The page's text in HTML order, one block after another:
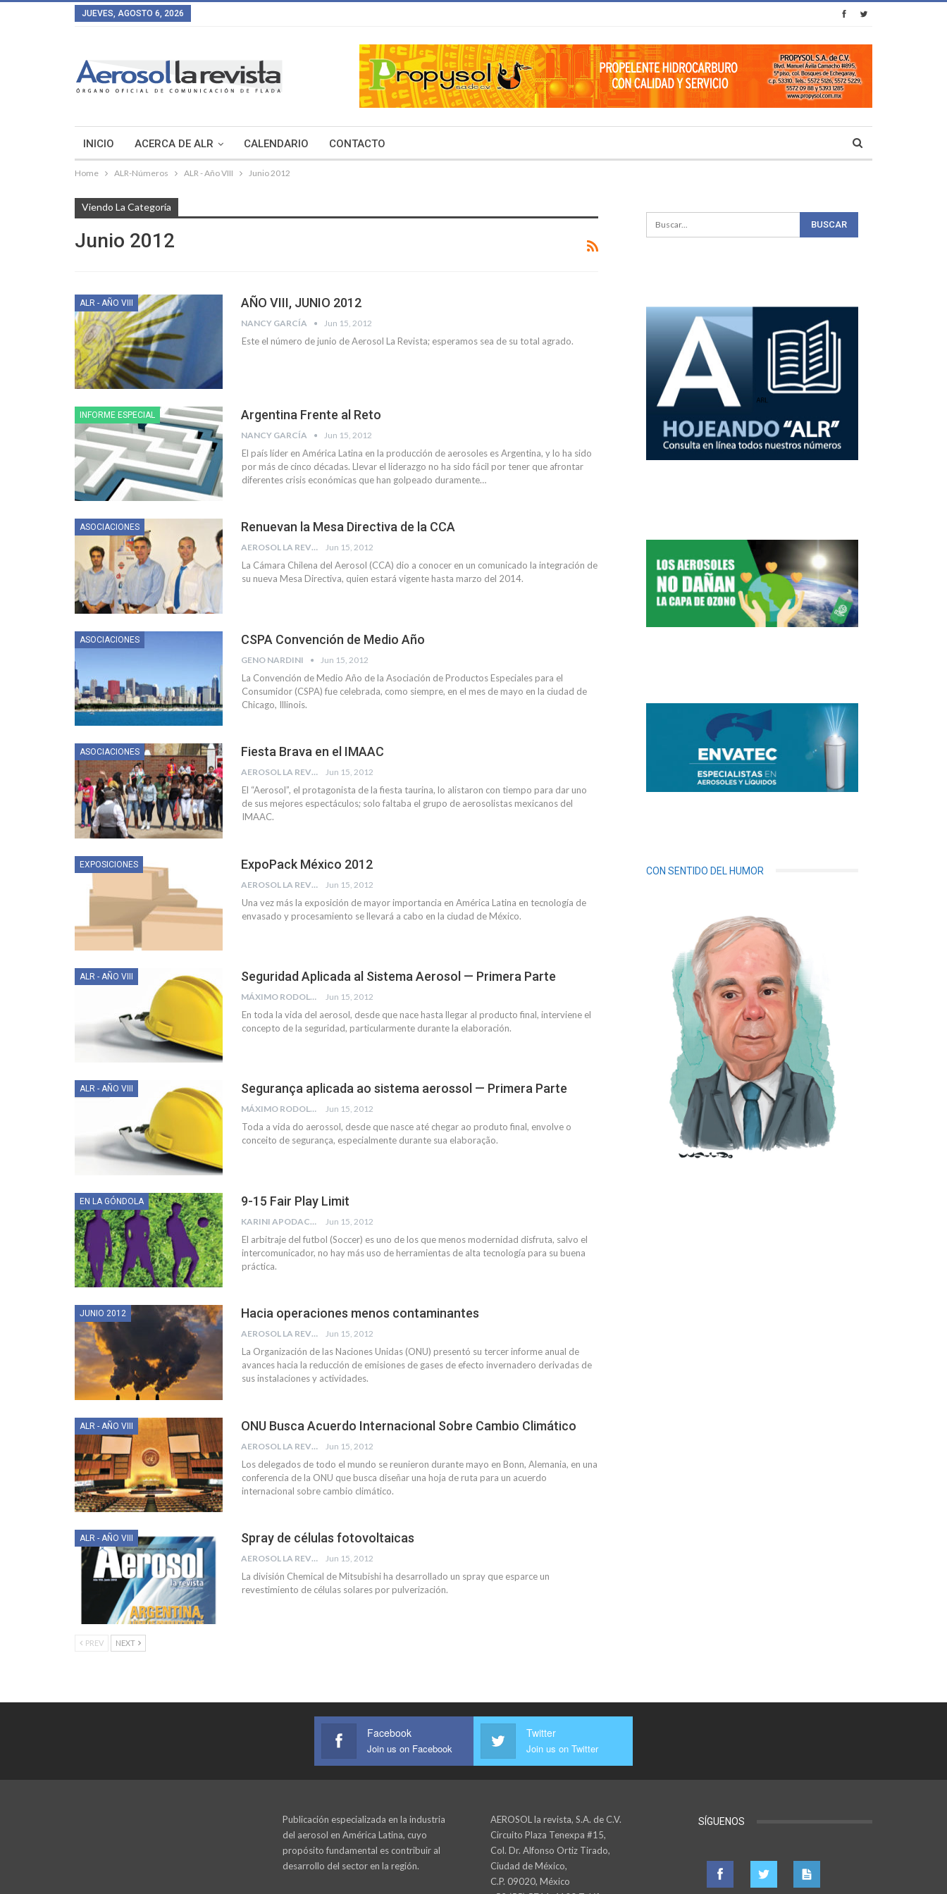
JUEVES, AGOSTO 6, 2026
INICIO ACERCA DE ALR CALENDARIO CONTACTO
Home ALR-Números ALR - Año VIII Junio 2012
Viendo La Categoría
Junio 2012
ALR - AÑO VIII AÑO VIII, JUNIO 2012
NANCY GARCÍA Jun 15, 2012
Este el número de junio de Aerosol La Revista; esperamos sea de su total agrado.
INFORME ESPECIAL Argentina Frente al Reto
NANCY GARCÍA Jun 15, 2012
El país líder en América Latina en la producción de aerosoles es Argentina, y lo ha sido
por más de cinco décadas. Llevar el liderazgo no ha sido fácil por tener que afrontar
diferentes crisis económicas que han golpeado duramente…
ASOCIACIONES Renuevan la Mesa Directiva de la CCA
AEROSOL LA REVISTA Jun 15, 2012
La Cámara Chilena del Aerosol (CCA) dio a conocer en un comunicado la integración de
su nueva Mesa Directiva, quien estará vigente hasta marzo del 2014.
ASOCIACIONES CSPA Convención de Medio Año
GENO NARDINI Jun 15, 2012
La Convención de Medio Año de la Asociación de Productos Especiales para el
Consumidor (CSPA) fue celebrada, como siempre, en el mes de mayo en la ciudad de
Chicago, Illinois.
ASOCIACIONES Fiesta Brava en el IMAAC
AEROSOL LA REVISTA Jun 15, 2012
El “Aerosol”, el protagonista de la fiesta taurina, lo alistaron con tiempo para dar uno
de sus mejores espectáculos; solo faltaba el grupo de aerosolistas mexicanos del
IMAAC.
EXPOSICIONES ExpoPack México 2012
AEROSOL LA REVISTA Jun 15, 2012
Una vez más la exposición de mayor importancia en América Latina en tecnología de
envasado y procesamiento se llevará a cabo en la ciudad de México.
ALR - AÑO VIII Seguridad Aplicada al Sistema Aerosol — Primera Parte
MÁXIMO RODOLFO KUSSELEWSKI Jun 15, 2012
En toda la vida del aerosol, desde que nace hasta llegar al producto final, interviene el
concepto de la seguridad, particularmente durante la elaboración.
ALR - AÑO VIII Segurança aplicada ao sistema aerossol — Primera Parte
MÁXIMO RODOLFO KUSSELEWSKI Jun 15, 2012
Toda a vida do aerossol, desde que nasce até chegar ao produto final, envolve o
conceito de segurança, especialmente durante sua elaboração.
EN LA GÓNDOLA 9-15 Fair Play Limit
KARINI APODACA Jun 15, 2012
El arbitraje del futbol (Soccer) es uno de los que menos modernidad disfruta, salvo el
intercomunicador, no hay más uso de herramientas de alta tecnología para su buena
práctica.
JUNIO 2012 Hacia operaciones menos contaminantes
AEROSOL LA REVISTA Jun 15, 2012
La Organización de las Naciones Unidas (ONU) presentó su tercer informe anual de
avances hacia la reducción de emisiones de gases de efecto invernadero derivadas de
sus instalaciones y actividades.
ALR - AÑO VIII ONU Busca Acuerdo Internacional Sobre Cambio Climático
AEROSOL LA REVISTA Jun 15, 2012
Los delegados de todo el mundo se reunieron durante mayo en Bonn, Alemania, en una
conferencia de la ONU que busca diseñar una hoja de ruta para un acuerdo
internacional sobre cambio climático.
ALR - AÑO VIII Spray de células fotovoltaicas
AEROSOL LA REVISTA Jun 15, 2012
La división Chemical de Mitsubishi ha desarrollado un spray que esparce un
revestimiento de células solares por pulverización.
PREV NEXT
CON SENTIDO DEL HUMOR
Facebook
Join us on Facebook
Twitter
Join us on Twitter
Publicación especializada en la industria
del aerosol en América Latina, cuyo
propósito fundamental es contribuir al
desarrollo del sector en la región.
AEROSOL la revista, S.A. de C.V.
Circuito Plaza Tenexpa #15,
Col. Dr. Alfonso Ortiz Tirado,
Ciudad de México,
C.P. 09020, México
SÍGUENOS